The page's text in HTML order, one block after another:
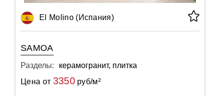
El Molino (Испания)
SAMOA
Разделы:
керамогранит, плитка
Цена от 3350руб/м²